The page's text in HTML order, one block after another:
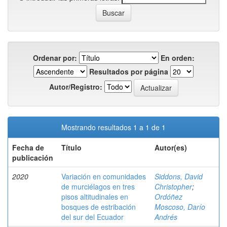
Ordenar por:
En orden:
Resultados por página
Autor/Registro:
Mostrando resultados 1 a 1 de 1
Fecha de
publicación
Título Autor(es)
2020
Variación en comunidades
de murciélagos en tres
pisos altitudinales en
bosques de estribación
del sur del Ecuador
Siddons, David
Christopher;
Ordóñez
Moscoso, Darío
Andrés